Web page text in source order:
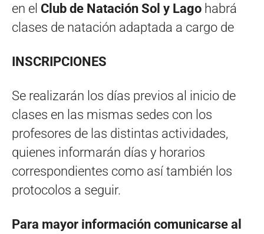
en el Club de Natación Sol y Lago habrá
clases de natación adaptada a cargo de
INSCRIPCIONES
Se realizarán los días previos al inicio de
clases en las mismas sedes con los
profesores de las distintas actividades,
quienes informarán días y horarios
correspondientes como así también los
protocolos a seguir.
Para mayor información comunicarse al